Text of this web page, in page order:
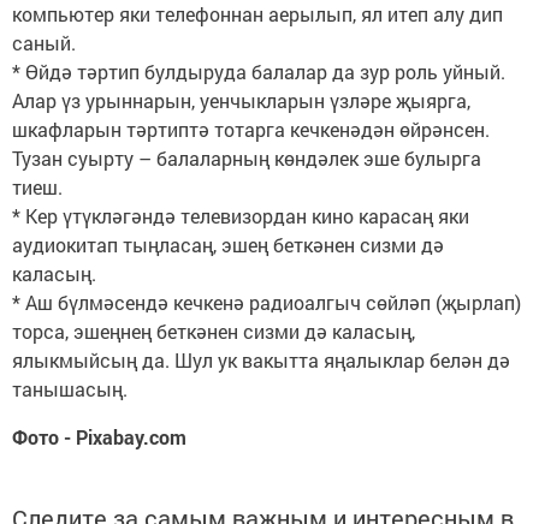
компьютер яки телефоннан аерылып, ял итеп алу дип
саный.
* Өйдә тәртип булдыруда балалар да зур роль уйный.
Алар үз урыннарын, уенчыкларын үзләре җыярга,
шкафларын тәртиптә тотарга кечкенәдән өйрәнсен.
Тузан суырту – балаларның көндәлек эше булырга
тиеш.
* Кер үтүкләгәндә телевизордан кино карасаң яки
аудиокитап тыңласаң, эшең беткәнен сизми дә
каласың.
* Аш бүлмәсендә кечкенә радиоалгыч сөйләп (җырлап)
торса, эшеңнең беткәнен сизми дә каласың,
ялыкмыйсың да. Шул ук вакытта яңалыклар белән дә
танышасың.
Фото - Pixabay.com